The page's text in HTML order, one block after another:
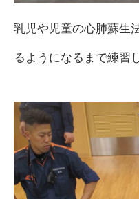
乳児や児童の心肺蘇生
るようになるまで練習